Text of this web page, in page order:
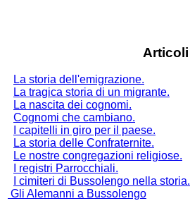
Articoli
La storia dell'emigrazione.
La tragica storia di un migrante.
La nascita dei cognomi.
Cognomi che cambiano.
I capitelli in giro per il paese.
La storia delle Confraternite.
Le nostre congregazioni religiose.
I registri Parrocchiali.
I cimiteri di Bussolengo nella storia.
Gli Alemanni a Bussolengo